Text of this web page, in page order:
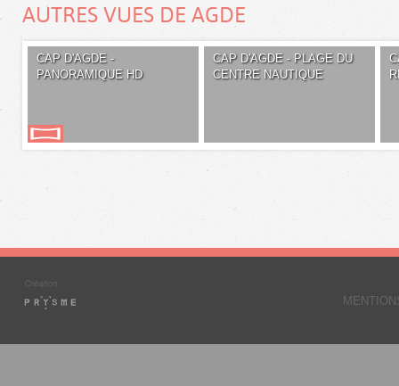
AUTRES VUES DE AGDE
CAP D'AGDE -
PANORAMIQUE HD
CAP D'AGDE - PLAGE DU
CENTRE NAUTIQUE